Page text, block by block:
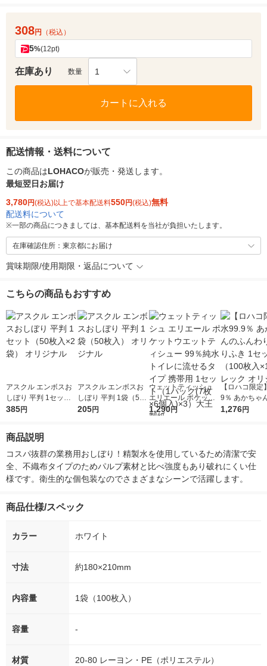
308円 （税込）
5%(12pt)
在庫あり 数量 1
カートに入れる
配送情報・送料について
この商品はLOHACOが販売・発送します。
最短翌日お届け
3,780円(税込)以上で基本配送料550円(税込)無料
配送料について
※一部の商品につきましては、基本配送料を当社が負担いたします。
在庫確認住所：東京都にお届け
賞味期限/使用期限・返品について
こちらの商品もおすすめ
アスクル エンボスお
しぼり 平判 1セット
（50枚入×2袋） オリ
385円
アスクル エンボスお
しぼり 平判 1袋（50
205円
ウェットティッシュ
エリエール ポケット
ウエットティシュー 9
個入)×3）大王製紙
1,290円
【ロハコ限定
9％ あかちゃ
わりおしりふ
1,276円
商品説明
コスパ抜群の業務用おしぼり！精製水を使用しているため清潔で安
全、不織布タイプのためパルプ素材と比べ強度もあり破れにくい仕
様です。衛生的な個包装なのでさまざまなシーンで活躍します。
商品仕様/スペック
カラー ホワイト
寸法 約180×210mm
内容量 1袋（100枚入）
容量 -
材質 20-80 レーヨン・PE（ポリエステル）